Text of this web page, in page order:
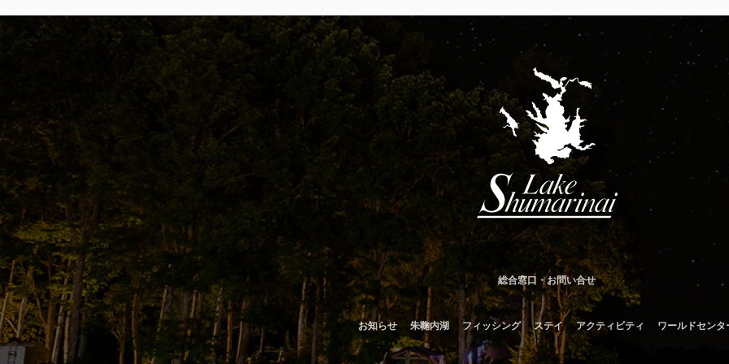
総合窓口・お問い合せ
お知らせ 朱鞠内湖 フィッシング ステイ アクティビティ ワールドセンタ